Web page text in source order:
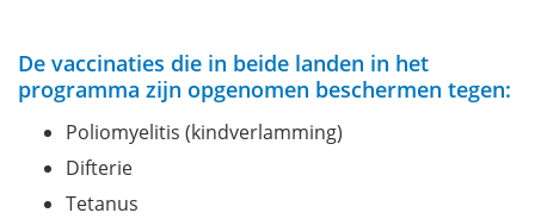
De vaccinaties die in beide landen in het
programma zijn opgenomen beschermen tegen:
Poliomyelitis (kindverlamming)
Difterie
Tetanus